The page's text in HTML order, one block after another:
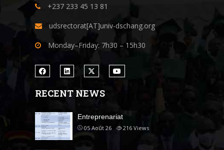
+237 233 45 13 81
udsrectorat[AT]univ-dschang.org
Monday–Friday: 7h30 – 15h30
RECENT NEWS
Entreprenariat
05 Août 26 216 Views